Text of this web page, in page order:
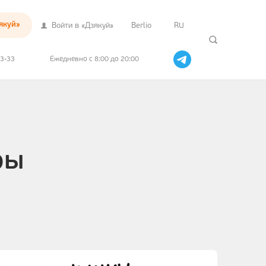
Войти в «Дзякуй» Berlio RU
33 Ежедневно с 8:00 до 20:00